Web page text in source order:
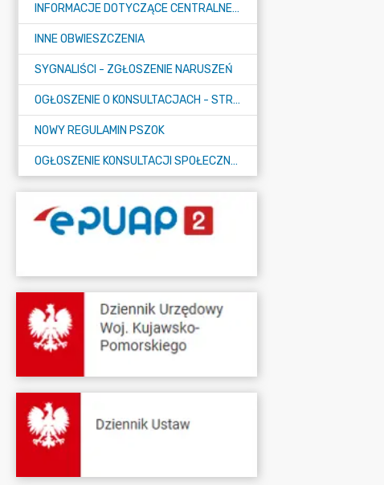
INFORMACJE DOTYCZĄCE CENTRALNEGO PORTU KOMUNIKACYJNEGO
INNE OBWIESZCZENIA
SYGNALIŚCI - ZGŁOSZENIE NARUSZEŃ
OGŁOSZENIE O KONSULTACJACH - STRATEGIA
NOWY REGULAMIN PSZOK
OGŁOSZENIE KONSULTACJI SPOŁECZNYCH